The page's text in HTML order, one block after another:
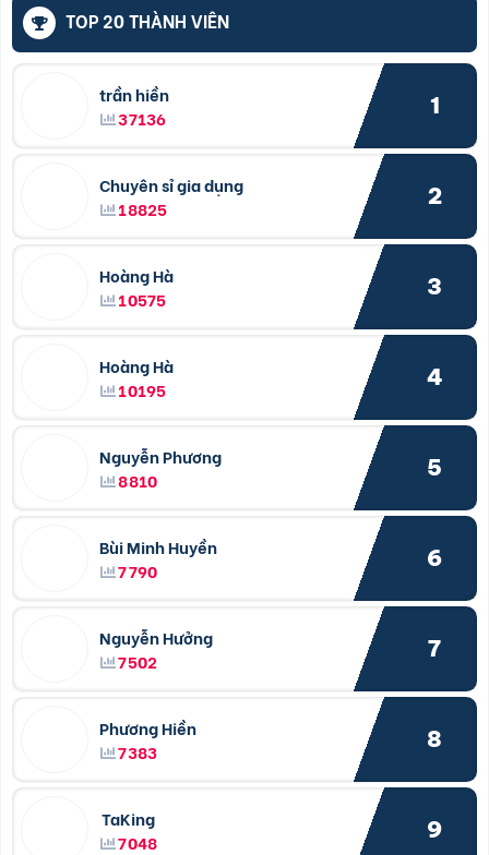
TOP 20 THÀNH VIÊN
trần hiền
37136
1
Chuyên sỉ gia dụng
18825
2
Hoàng Hà
10575
3
Hoàng Hà
10195
4
Nguyễn Phương
8810
5
Bùi Minh Huyền
7790
6
Nguyễn Hưởng
7502
7
Phương Hiền
7383
8
TaKing
7048
9